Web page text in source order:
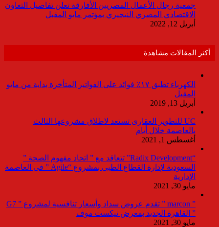
جمعية رجال الأعمال المصريين الأفارقة تعلن تفاصيل التعاون
الاقتصادي المصري النيجيري بمؤتمر مايو المقبل
أبريل 12, 2022
أكثر المقالات مشاهدة
الكهرباء تطبق ١٧٪ فوائد على الفواتير المتأخرة بداية من مايو
المقبل
أبريل 13, 2019
UC للتطوير العقارى تستعد لاطلاق مشروعها الثالث
بالعاصمة خلال أيام
أغسطس 1, 2021
“Radix Development” تتعاقد مع ” اتحاد مفهوم الصحة ”
السعودية لإدارة القطاع الطبى بمشروع “Agile ” فى العاصمة
الإدارية
مايو 30, 2021
” marcon ” تقدم عروض سداد وأسعار تنافسية لمشروع ” G7
” القاهرة الجديد بمعرض نيكست موف
مايو 30, 2021